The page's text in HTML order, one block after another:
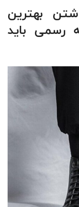
بهترین
رسمی باید